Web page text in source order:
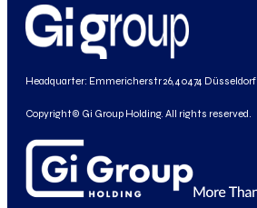
Headquarter: Emmericherstr 26, 40474 Düsseldorf
Copyright© Gi Group Holding. All rights reserved.